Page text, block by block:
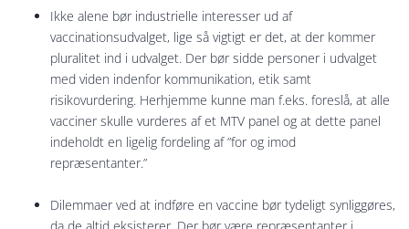
Ikke alene bør industrielle interesser ud af
vaccinationsudvalget, lige så vigtigt er det, at der kommer
pluralitet ind i udvalget. Der bør sidde personer i udvalget
med viden indenfor kommunikation, etik samt
risikovurdering. Herhjemme kunne man f.eks. foreslå, at alle
vacciner skulle vurderes af et MTV panel og at dette panel
indeholdt en ligelig fordeling af ”for og imod
repræsentanter.”
Dilemmaer ved at indføre en vaccine bør tydeligt synliggøres,